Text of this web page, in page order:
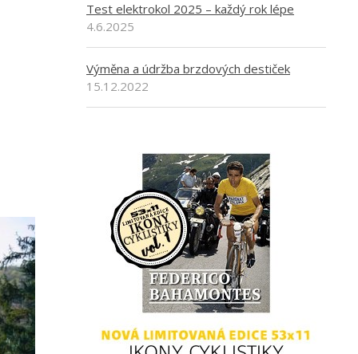
Test elektrokol 2025 – každý rok lépe
4.6.2025
Výměna a údržba brzdových destiček
15.12.2022